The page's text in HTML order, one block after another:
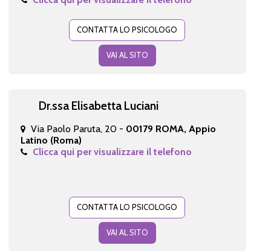
CONTATTA LO PSICOLOGO
VAI AL SITO
Dr.ssa Elisabetta Luciani
Via Paolo Paruta, 20 - 00179 ROMA, Appio
Latino (Roma)
Clicca qui per visualizzare il telefono
CONTATTA LO PSICOLOGO
VAI AL SITO